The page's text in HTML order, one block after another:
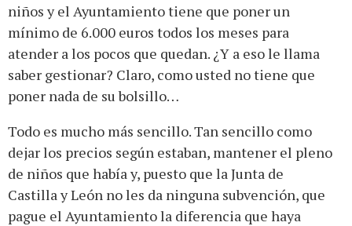
niños y el Ayuntamiento tiene que poner un
mínimo de 6.000 euros todos los meses para
atender a los pocos que quedan. ¿Y a eso le llama
saber gestionar? Claro, como usted no tiene que
poner nada de su bolsillo…
Todo es mucho más sencillo. Tan sencillo como
dejar los precios según estaban, mantener el pleno
de niños que había y, puesto que la Junta de
Castilla y León no les da ninguna subvención, que
pague el Ayuntamiento la diferencia que haya